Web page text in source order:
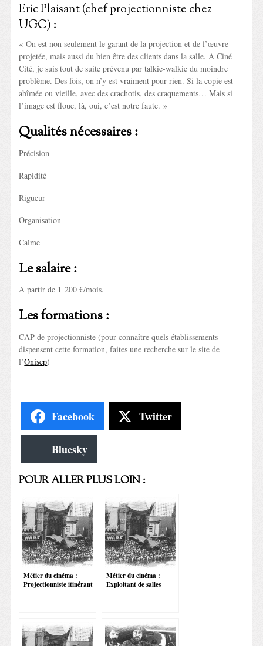
Eric Plaisant (chef projectionniste chez
UGC) :
« On est non seulement le garant de la projection et de l’œuvre
projetée, mais aussi du bien être des clients dans la salle. A Ciné
Cité, je suis tout de suite prévenu par talkie-walkie du moindre
problème. Des fois, on n’y est vraiment pour rien. Si la copie est
abîmée ou vieille, avec des crachotis, des craquements… Mais si
l’image est floue, là, oui, c’est notre faute. »
Qualités nécessaires :
Précision
Rapidité
Rigueur
Organisation
Calme
Le salaire :
A partir de 1 200 €/mois.
Les formations :
CAP de projectionniste (pour connaître quels établissements
dispensent cette formation, faites une recherche sur le site de
l’Onisep)
Facebook Twitter
Bluesky
POUR ALLER PLUS LOIN :
Métier du cinéma :
Projectionniste itinérant
Métier du cinéma :
Exploitant de salles